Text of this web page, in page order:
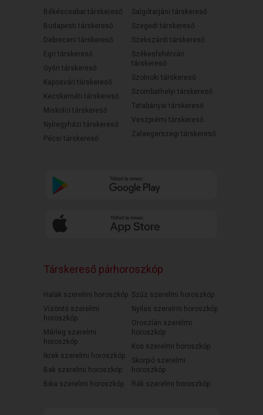
Békéscsabai társkereső
Budapesti társkereső
Debreceni társkereső
Egri társkereső
Győri társkereső
Kaposvári társkereső
Kecskeméti társkereső
Miskolci társkereső
Nyíregyházi társkereső
Pécsi társkereső
Salgótarjáni társkereső
Szegedi társkereső
Szekszárdi társkereső
Székesfehérvári
társkereső
Szolnoki társkereső
Szombathelyi társkereső
Tatabányai társkereső
Veszprémi társkereső
Zalaegerszegi társkereső
Társkereső párhoroszkóp
Halak szerelmi horoszkóp
Vízöntő szerelmi
horoszkóp
Mérleg szerelmi
horoszkóp
Ikrek szerelmi horoszkóp
Bak szerelmi horoszkóp
Bika szerelmi horoszkóp
Szűz szerelmi horoszkóp
Nyilas szerelmi horoszkóp
Oroszlán szerelmi
horoszkóp
Kos szerelmi horoszkóp
Skorpió szerelmi
horoszkóp
Rák szerelmi horoszkóp